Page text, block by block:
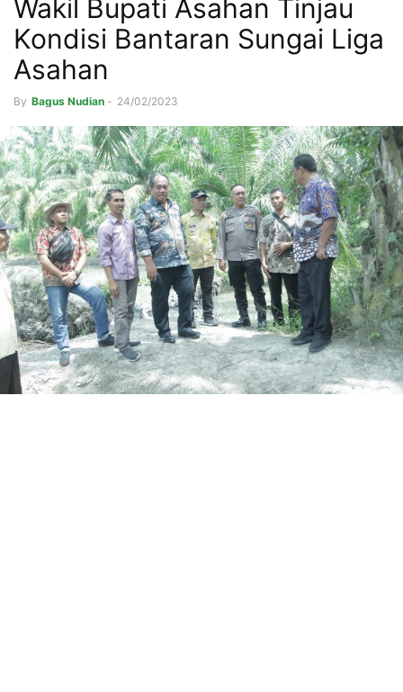
Wakil Bupati Asahan Tinjau
Kondisi Bantaran Sungai Liga
Asahan
By Bagus Nudian - 24/02/2023